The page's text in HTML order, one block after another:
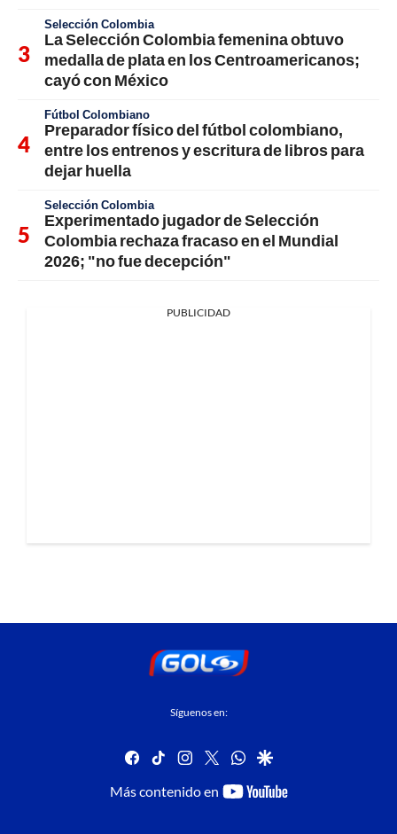
Selección Colombia
La Selección Colombia femenina obtuvo
medalla de plata en los Centroamericanos;
cayó con México
Fútbol Colombiano
Preparador físico del fútbol colombiano,
entre los entrenos y escritura de libros para
dejar huella
Selección Colombia
Experimentado jugador de Selección
Colombia rechaza fracaso en el Mundial
2026; "no fue decepción"
PUBLICIDAD
Síguenos en:
facebook
tiktok instagram
twitterwhatsapp
google
Más contenido en
youtube-